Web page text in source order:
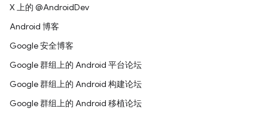
X 上的 @AndroidDev
Android 博客
Google 安全博客
Google 群组上的 Android 平台论坛
Google 群组上的 Android 构建论坛
Google 群组上的 Android 移植论坛